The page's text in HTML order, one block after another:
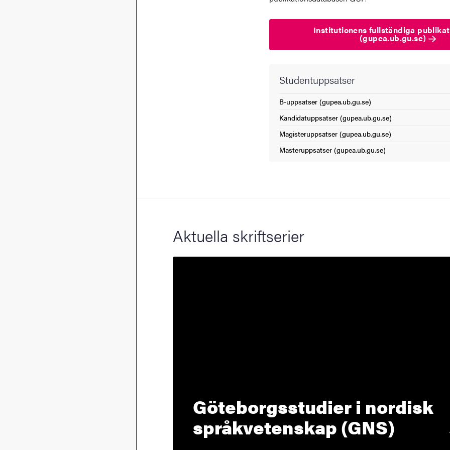
Institutionens fullständiga
(gupea.ub.gu.se)
Studentuppsatser
B-uppsatser (gupea.ub.gu.se)
(Extern länk)
Kandidatuppsatser (gupea.ub.gu.se)
(Extern länk)
Magisteruppsatser (gupea.ub.gu.se)
(Extern länk)
Masteruppsatser (gupea.ub.gu.se)
(Extern länk)
Aktuella skriftserier
Göteborgsstudier i nordisk
språkvetenskap (GNS)